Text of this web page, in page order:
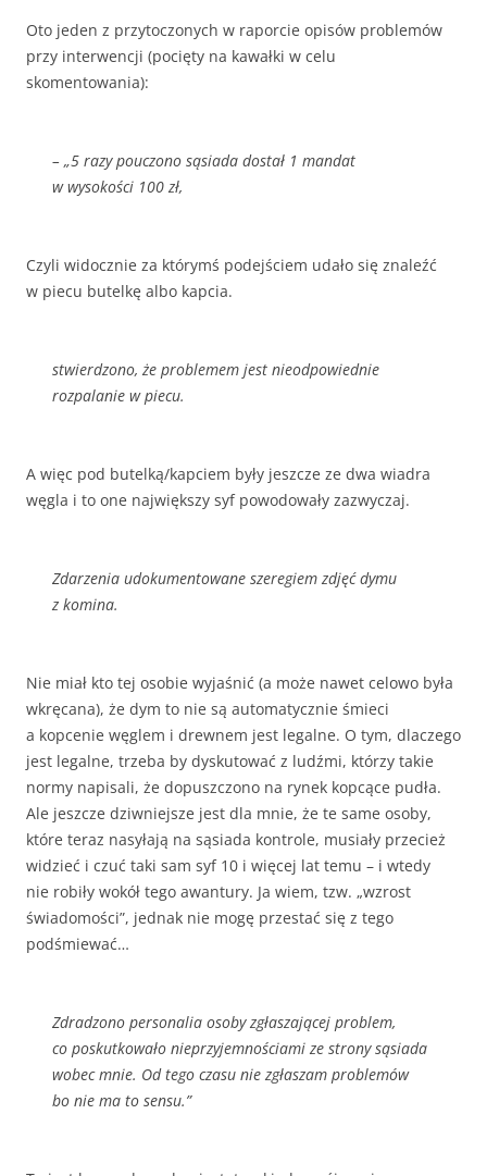
Oto jeden z przytoczonych w raporcie opisów problemów
przy interwencji (pocięty na kawałki w celu
skomentowania):
– „5 razy pouczono sąsiada dostał 1 mandat
w wysokości 100 zł,
Czyli widocznie za którymś podejściem udało się znaleźć
w piecu butelkę albo kapcia.
stwierdzono, że problemem jest nieodpowiednie
rozpalanie w piecu.
A więc pod butelką/kapciem były jeszcze ze dwa wiadra
węgla i to one największy syf powodowały zazwyczaj.
Zdarzenia udokumentowane szeregiem zdjęć dymu
z komina.
Nie miał kto tej osobie wyjaśnić (a może nawet celowo była
wkręcana), że dym to nie są automatycznie śmieci
a kopcenie węglem i drewnem jest legalne. O tym, dlaczego
jest legalne, trzeba by dyskutować z ludźmi, którzy takie
normy napisali, że dopuszczono na rynek kopcące pudła.
Ale jeszcze dziwniejsze jest dla mnie, że te same osoby,
które teraz nasyłają na sąsiada kontrole, musiały przecież
widzieć i czuć taki sam syf 10 i więcej lat temu – i wtedy
nie robiły wokół tego awantury. Ja wiem, tzw. „wzrost
świadomości”, jednak nie mogę przestać się z tego
podśmiewać…
Zdradzono personalia osoby zgłaszającej problem,
co poskutkowało nieprzyjemnościami ze strony sąsiada
wobec mnie. Od tego czasu nie zgłaszam problemów
bo nie ma to sensu.”